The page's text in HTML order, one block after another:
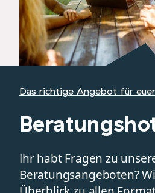
Das richtige Angebot für
Ihr habt Fragen zu
Beratungsangeboten?